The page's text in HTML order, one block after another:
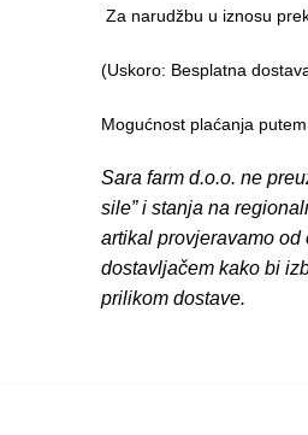
Za narudžbu u iznosu
(Uskoro: Besplatna
Mogućnost plaćanja
Sara farm d.o.o. ne
sile” i stanja na
artikal provjeravamo
dostavljačem kako bi
prilikom dostave.